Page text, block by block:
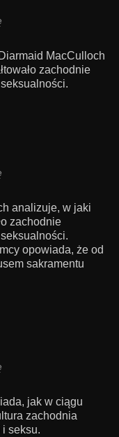
MacCulloch
zachodnie
analizuje, w jaki
zachodnie
opowiada, że od
sakramentu
jak w ciągu
zachodnia
i seksu.